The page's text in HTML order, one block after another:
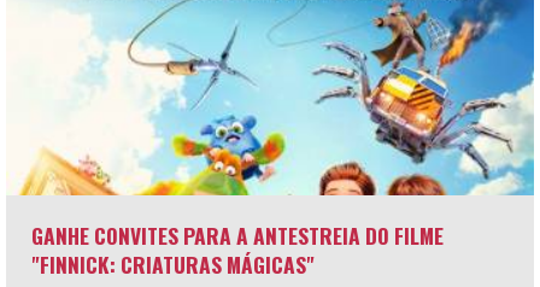
GANHE CONVITES PARA A ANTESTREIA DO FILME
"FINNICK: CRIATURAS MÁGICAS"